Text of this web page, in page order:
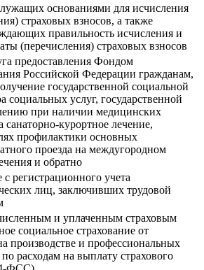
основаниями для исчисления
страховых взносов, а также
правильность исчисления и
(перечисления) страховых взносов
предоставления Фондом
Российской Федерации гражданам,
государственной социальной
социальных услуг, государственной
при наличии медицинских
санаторно-курортное лечение,
профилактики основных
проезда на междугородном
и обратно
регистрационного учета
лиц, заключивших трудовой
и уплаченным страховым
социальное страхование от
производстве и профессиональных
расходам на выплату страхового